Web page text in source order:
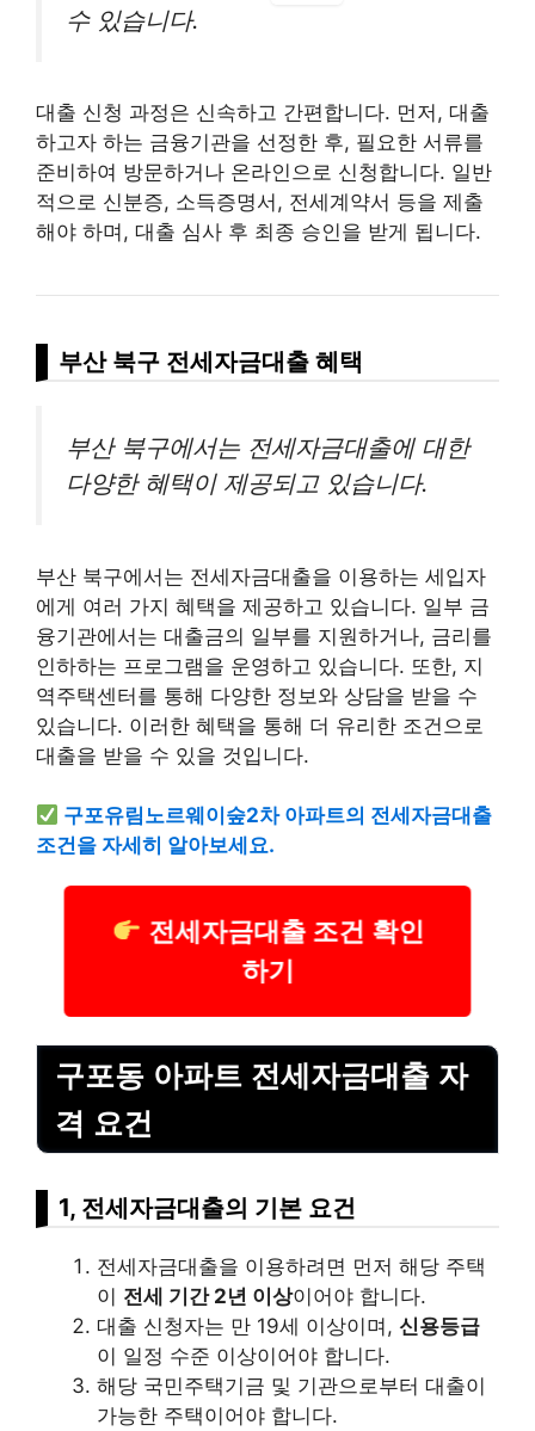
수 있습니다.
대출 신청 과정은 신속하고 간편합니다. 먼저, 대출
하고자 하는 금융기관을 선정한 후, 필요한 서류를
준비하여 방문하거나 온라인으로 신청합니다. 일반
적으로 신분증, 소득증명서, 전세계약서 등을 제출
해야 하며, 대출 심사 후 최종 승인을 받게 됩니다.
부산 북구 전세자금대출 혜택
부산 북구에서는 전세자금대출에 대한
다양한 혜택이 제공되고 있습니다.
부산 북구에서는 전세자금대출을 이용하는 세입자
에게 여러 가지 혜택을 제공하고 있습니다. 일부 금
융기관에서는 대출금의 일부를 지원하거나, 금리를
인하하는 프로그램을 운영하고 있습니다. 또한, 지
역주택센터를 통해 다양한 정보와 상담을 받을 수
있습니다. 이러한 혜택을 통해 더 유리한 조건으로
대출을 받을 수 있을 것입니다.
구포유림노르웨이숲2차 아파트의 전세자금대출
조건을 자세히 알아보세요.
전세자금대출 조건 확인
하기
구포동 아파트 전세자금대출 자
격 요건
1, 전세자금대출의 기본 요건
전세자금대출을 이용하려면 먼저 해당 주택
이 전세 기간 2년 이상이어야 합니다.
대출 신청자는 만 19세 이상이며, 신용등급
이 일정 수준 이상이어야 합니다.
해당 국민주택기금 및 기관으로부터 대출이
가능한 주택이어야 합니다.